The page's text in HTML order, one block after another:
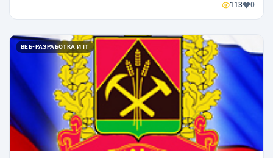
113 0
ВЕБ-РАЗРАБОТКА И IT